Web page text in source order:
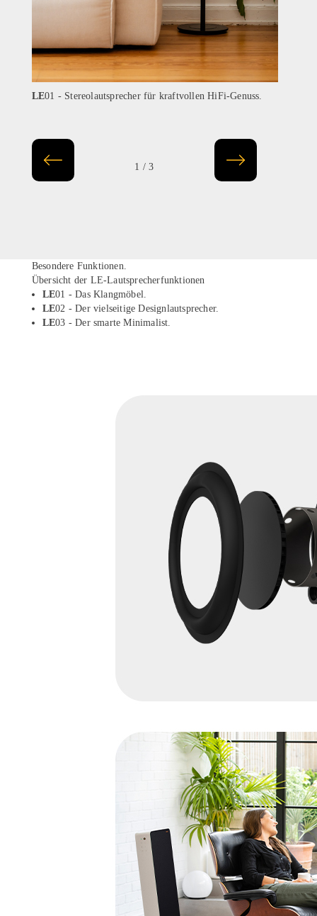
LE01 - Stereolautsprecher für kraftvollen HiFi-Genuss.
1 / 3
Besondere Funktionen.
Übersicht der LE-Lautsprecherfunktionen
LE01 - Das Klangmöbel.
LE02 - Der vielseitige Designlautsprecher.
LE03 - Der smarte Minimalist.